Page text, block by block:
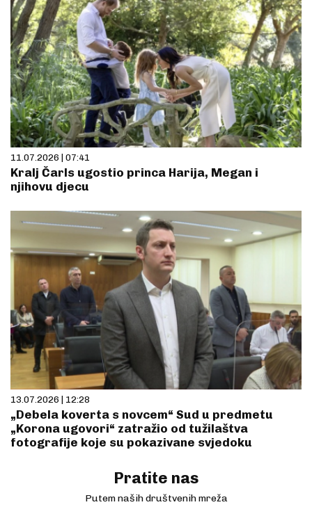
11.07.2026 | 07:41
Kralj Čarls ugostio princa Harija, Megan i
njihovu djecu
13.07.2026 | 12:28
„Debela koverta s novcem“ Sud u predmetu
„Korona ugovori“ zatražio od tužilaštva
fotografije koje su pokazivane svjedoku
Pratite nas
Putem naših društvenih mreža